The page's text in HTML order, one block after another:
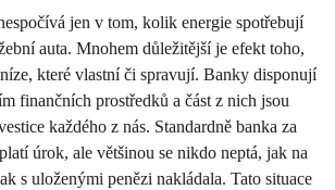
jen v tom, kolik energie spotřebují
auta. Mnohem důležitější je efekt toho,
které vlastní či spravují. Banky disponují
finančních prostředků a část z nich jsou
každého z nás. Standardně banka za
úrok, ale většinou se nikdo neptá, jak na
s uloženými penězi nakládala. Tato situace